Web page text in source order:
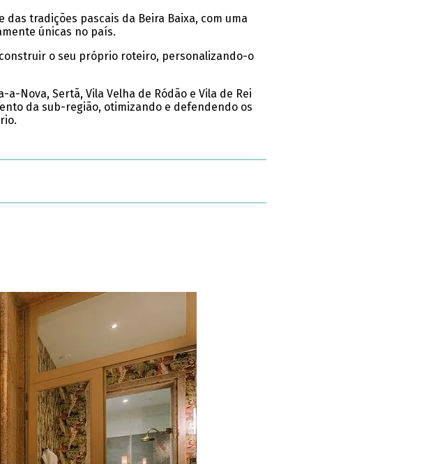
tradições pascais da Beira Baixa, com uma
únicas no país.
o seu próprio roteiro, personalizando-o
Nova, Sertã, Vila Velha de Ródão e Vila de Rei
da sub-região, otimizando e defendendo os